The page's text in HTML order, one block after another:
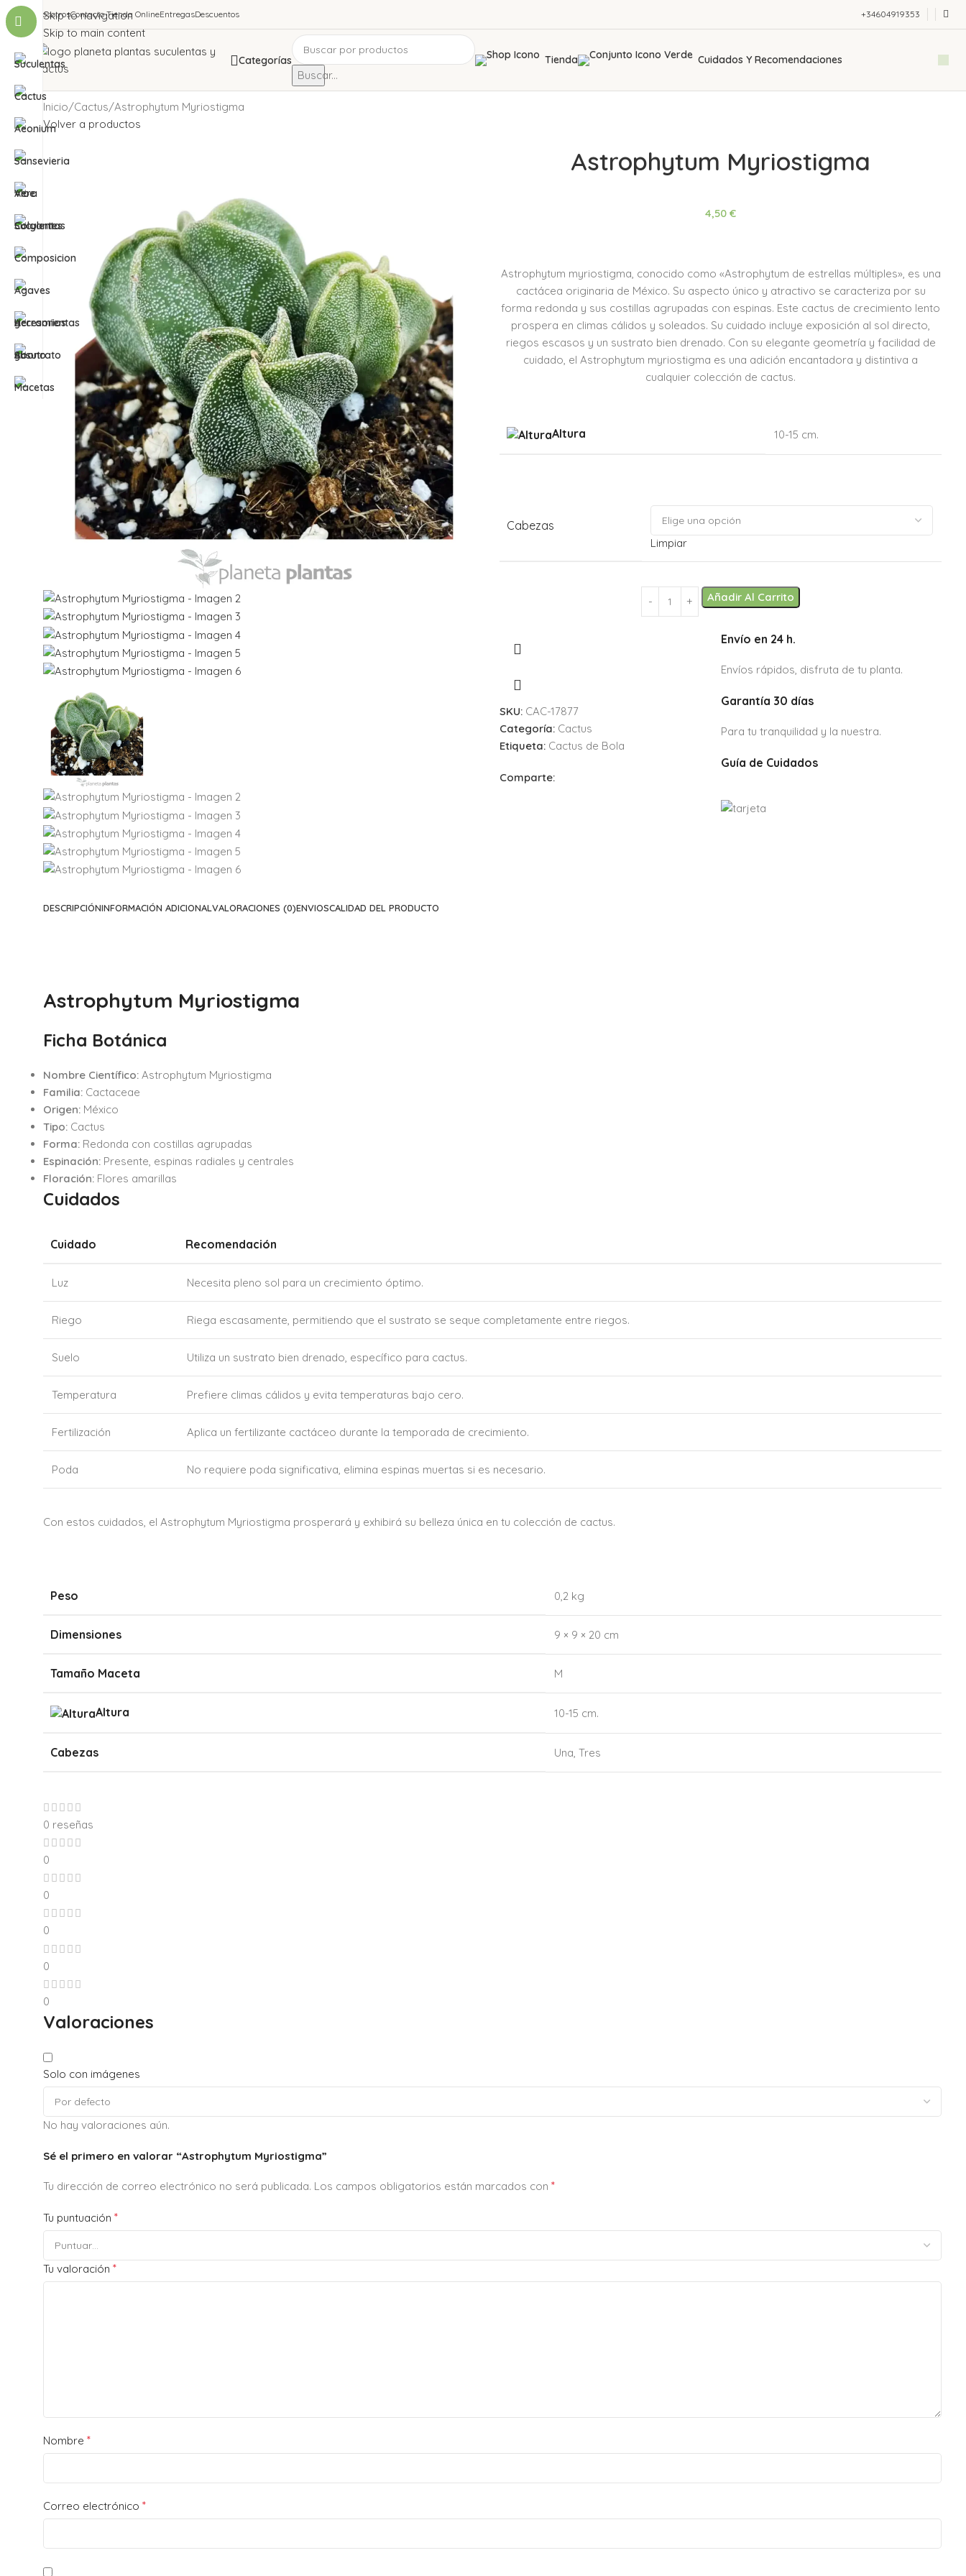
Skip to navigation
Skip to main content
NosotrosContacto Tienda OnlineEntregasDescuentos +34604919353
Categorías
Buscar...
Tienda Cuidados Y Recomendaciones
Inicio Cactus Astrophytum Myriostigma
Volver a productos
Astrophytum Myriostigma
4,50 €
Astrophytum myriostigma, conocido como «Astrophytum de estrellas múltiples», es una
cactácea originaria de México. Su aspecto único y atractivo se caracteriza por su
forma redonda y sus costillas agrupadas con espinas. Este cactus de crecimiento lento
prospera en climas cálidos y soleados. Su cuidado incluye exposición al sol directo,
riegos escasos y un sustrato bien drenado. Con su elegante geometría y facilidad de
cuidado, el Astrophytum myriostigma es una adición encantadora y distintiva a
cualquier colección de cactus.
Altura 10-15 cm.
Cabezas
Limpiar
Añadir Al Carrito
SKU: CAC-17877
Categoría: Cactus
Etiqueta: Cactus de Bola
Comparte:
Envío en 24 h.
Envíos rápidos, disfruta de tu planta.
Garantía 30 días
Para tu tranquilidad y la nuestra.
Guía de Cuidados
DESCRIPCIÓNINFORMACIÓN ADICIONALVALORACIONES (0)ENVIOSCALIDAD DEL PRODUCTO
Astrophytum Myriostigma
Ficha Botánica
Nombre Científico: Astrophytum Myriostigma
Familia: Cactaceae
Origen: México
Tipo: Cactus
Forma: Redonda con costillas agrupadas
Espinación: Presente, espinas radiales y centrales
Floración: Flores amarillas
Cuidados
Cuidado Recomendación
Luz Necesita pleno sol para un crecimiento óptimo.
Riego Riega escasamente, permitiendo que el sustrato se seque completamente entre riegos.
Suelo Utiliza un sustrato bien drenado, específico para cactus.
Temperatura Prefiere climas cálidos y evita temperaturas bajo cero.
Fertilización Aplica un fertilizante cactáceo durante la temporada de crecimiento.
Poda No requiere poda significativa, elimina espinas muertas si es necesario.
Con estos cuidados, el Astrophytum Myriostigma prosperará y exhibirá su belleza única en tu colección de cactus.
Peso 0,2 kg
Dimensiones 9 × 9 × 20 cm
Tamaño Maceta M
Altura 10-15 cm.
Cabezas Una, Tres
0 reseñas
0
0
0
0
0
Valoraciones
Solo con imágenes
No hay valoraciones aún.
Sé el primero en valorar “Astrophytum Myriostigma”
Tu dirección de correo electrónico no será publicada. Los campos obligatorios están marcados con *
Tu puntuación *
Tu valoración *
Nombre *
Correo electrónico *